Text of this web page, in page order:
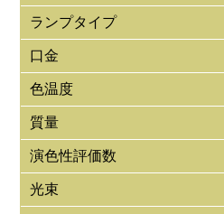
ランプタイプ
口金
色温度
質量
演色性評価数
光束